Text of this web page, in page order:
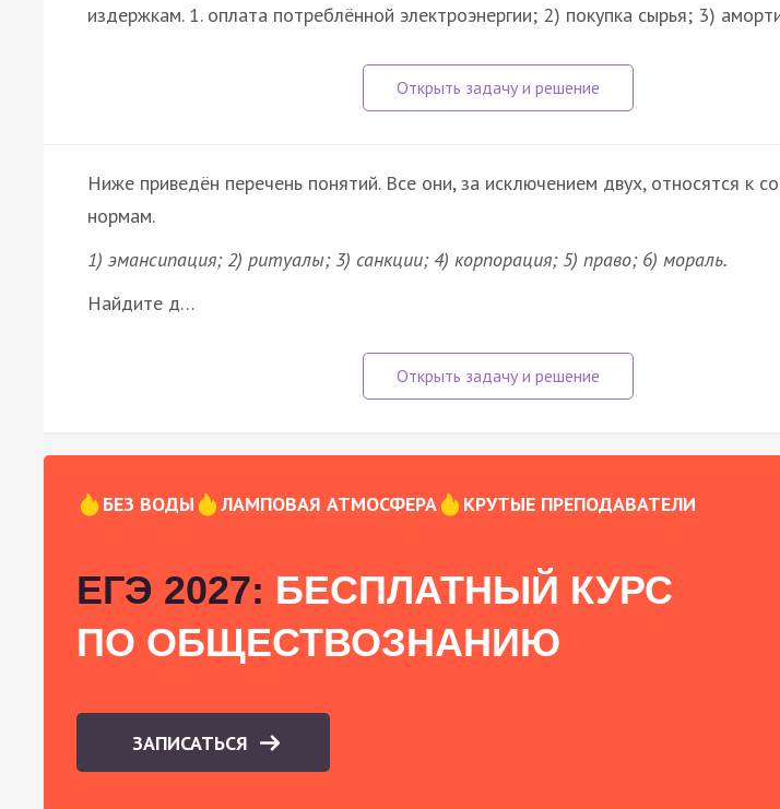
издержкам. 1. оплата потреблённой электроэнергии; 2) покупка сырья; 3)
Ниже приведён перечень понятий. Все они, за исключением двух, относятся к
нормам.
1) эмансипация; 2) ритуалы; 3) санкции; 4) корпорация; 5) право; 6) мораль.
Найдите д…
БЕЗ ВОДЫ ЛАМПОВАЯ АТМОСФЕРА КРУТЫЕ ПРЕПОДАВАТЕЛИ
ЕГЭ 2027: БЕСПЛАТНЫЙ КУРС
ПО ОБЩЕСТВОЗНАНИЮ
ЗАПИСАТЬСЯ